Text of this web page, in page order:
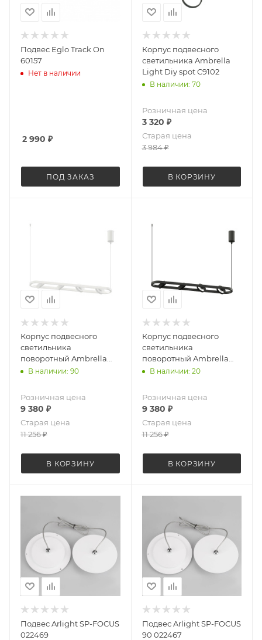
Подвес Eglo Track On
60157
Нет в наличии
2 990 ₽
ПОД ЗАКАЗ
Корпус подвесного
светильника Ambrella
Light Diy spot C9102
В наличии: 70
Розничная цена
3 320 ₽
Старая цена
3 984₽
В КОРЗИНУ
Корпус подвесного
светильника
поворотный Ambrella
Light Diy spot C9163
В наличии: 90
Розничная цена
9 380 ₽
Старая цена
11 256₽
В КОРЗИНУ
Корпус подвесного
светильника
поворотный Ambrella
Light Diy spot C9164
В наличии: 20
Розничная цена
9 380 ₽
Старая цена
11 256₽
В КОРЗИНУ
Подвес Arlight SP-FOCUS
022469
Подвес Arlight SP-FOCUS
90 022467